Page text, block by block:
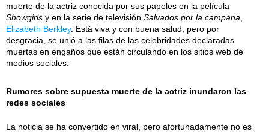
muerte de la actriz conocida por sus papeles en la película
Showgirls y en la serie de televisión Salvados por la campana
Elizabeth Berkley. Está viva y con buena salud, pero por
desgracia, se unió a las filas de las celebridades declaradas
muertas en engaños que están circulando en los sitios web de
medios sociales.
Rumores sobre supuesta muerte de la actriz inundaron las
redes sociales
La noticia se ha convertido en viral, pero afortunadamente no es